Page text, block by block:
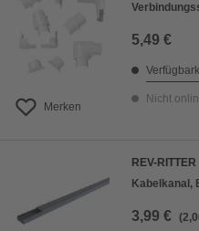
Merken
5,49 €
Nicht
REV-RITTER
Kabelkanal,
3,99 €